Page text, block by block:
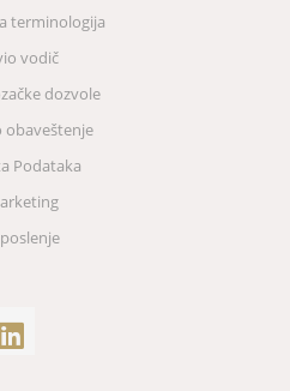
terminologija
vodič
dozvole
obaveštenje
Podataka